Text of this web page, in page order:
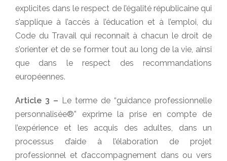
explicites dans le respect de l’égalité républicaine qui
s’applique à l’accès à l’éducation et à l’emploi, du
Code du Travail qui reconnait à chacun le droit de
s’orienter et de se former tout au long de la vie, ainsi
que dans le respect des recommandations
européennes.
Article 3 – Le terme de “guidance professionnelle
personnalisée®” exprime la prise en compte de
l’expérience et les acquis des adultes, dans un
processus d’aide à l’élaboration de projet
professionnel et d’accompagnement dans ou vers